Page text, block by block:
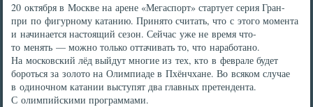
20 октября в Москве на арене «Мегаспорт» стартует серия Гран-
при по фигурному катанию. Принято считать, что с этого момента
и начинается настоящий сезон. Сейчас уже не время что-
то менять — можно только оттачивать то, что наработано.
На московский лёд выйдут многие из тех, кто в феврале будет
бороться за золото на Олимпиаде в Пхёнчхане. Во всяком случае
в одиночном катании выступят два главных претендента.
С олимпийскими программами.